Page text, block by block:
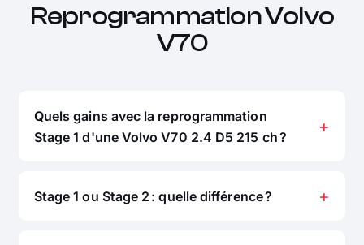
Reprogrammation Volvo
V70
Quels gains avec la reprogrammation
Stage 1 d'une Volvo V70 2.4 D5 215 ch ?
Stage 1 ou Stage 2 : quelle différence ?